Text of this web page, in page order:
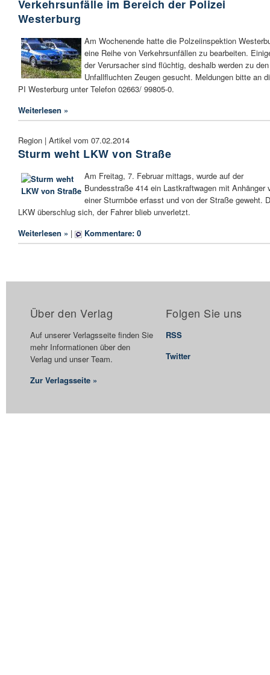
Verkehrsunfälle im Bereich der Polizei
Westerburg
Am Wochenende hatte die Polzeiinspektion
eine Reihe von Verkehrsunfällen zu bearbeiten.
der Verursacher sind flüchtig, deshalb werden zu den
Unfallfluchten Zeugen gesucht. Meldungen bitte an
PI Westerburg unter Telefon 02663/ 99805-0.
Weiterlesen »
Region | Artikel vom 07.02.2014
Sturm weht LKW von Straße
Am Freitag, 7. Februar mittags, wurde auf der
Bundesstraße 414 ein Lastkraftwagen mit Anhänger
einer Sturmböe erfasst und von der Straße geweht.
LKW überschlug sich, der Fahrer blieb unverletzt.
Weiterlesen » | Kommentare: 0
Über den Verlag
Auf unserer Verlagsseite finden Sie
mehr Informationen über den
Verlag und unser Team.
Zur Verlagsseite »
Folgen Sie uns
RSS
Twitter